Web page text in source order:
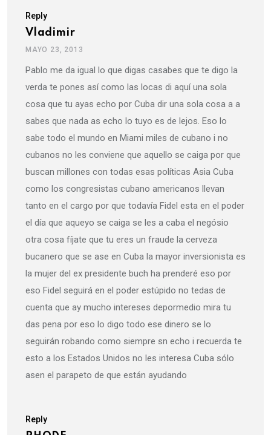
Reply
Vladimir
MAYO 23, 2013
Pablo me da igual lo que digas casabes que te digo la
verda te pones así como las locas di aquí una sola
cosa que tu ayas echo por Cuba dir una sola cosa a a
sabes que nada as echo lo tuyo es de lejos. Eso lo
sabe todo el mundo en Miami miles de cubano i no
cubanos no les conviene que aquello se caiga por que
buscan millones con todas esas políticas Asia Cuba
como los congresistas cubano americanos llevan
tanto en el cargo por que todavía Fidel esta en el poder
el día que aqueyo se caiga se les a caba el negósio
otra cosa fíjate que tu eres un fraude la cerveza
bucanero que se ase en Cuba la mayor inversionista es
la mujer del ex presidente buch ha prenderé eso por
eso Fidel seguirá en el poder estúpido no tedas de
cuenta que ay mucho intereses depormedio mira tu
das pena por eso lo digo todo ese dinero se lo
seguirán robando como siempre sn echo i recuerda te
esto a los Estados Unidos no les interesa Cuba sólo
asen el parapeto de que están ayudando
Reply